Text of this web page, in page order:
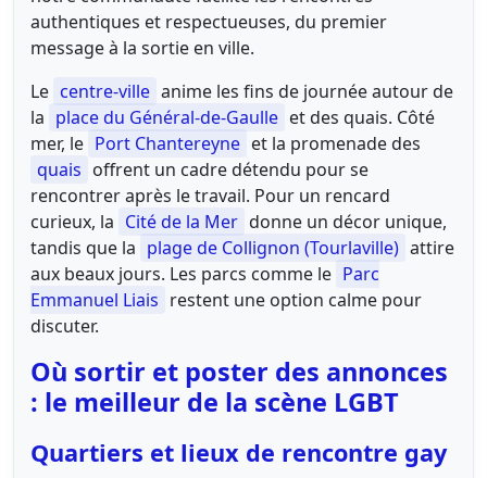
authentiques et respectueuses, du premier
message à la sortie en ville.
Le centre-ville anime les fins de journée autour de
la place du Général-de-Gaulle et des quais. Côté
mer, le Port Chantereyne et la promenade des
quais offrent un cadre détendu pour se
rencontrer après le travail. Pour un rencard
curieux, la Cité de la Mer donne un décor unique,
tandis que la plage de Collignon (Tourlaville) attire
aux beaux jours. Les parcs comme le Parc
Emmanuel Liais restent une option calme pour
discuter.
Où sortir et poster des annonces
: le meilleur de la scène LGBT
Quartiers et lieux de rencontre gay